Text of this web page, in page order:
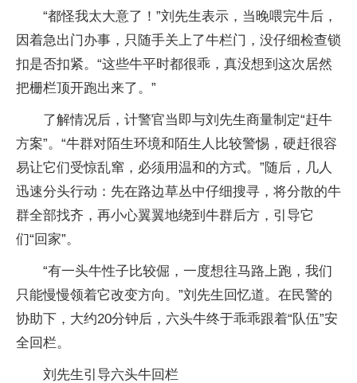
“都怪我太大意了！”刘先生表示，当晚喂完牛后，
因着急出门办事，只随手关上了牛栏门，没仔细检查锁
扣是否扣紧。“这些牛平时都很乖，真没想到这次居然
把栅栏顶开跑出来了。”
了解情况后，计警官当即与刘先生商量制定“赶牛
方案”。“牛群对陌生环境和陌生人比较警惕，硬赶很容
易让它们受惊乱窜，必须用温和的方式。”随后，几人
迅速分头行动：先在路边草丛中仔细搜寻，将分散的牛
群全部找齐，再小心翼翼地绕到牛群后方，引导它
们“回家”。
“有一头牛性子比较倔，一度想往马路上跑，我们
只能慢慢领着它改变方向。”刘先生回忆道。在民警的
协助下，大约20分钟后，六头牛终于乖乖跟着“队伍”安
全回栏。
刘先生引导六头牛回栏